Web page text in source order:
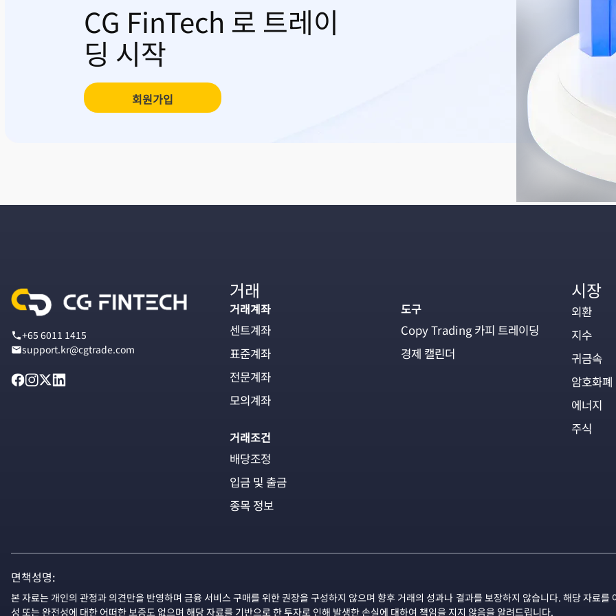
CG FinTech 로 트레이
딩 시작
회원가입
+65 6011 1415
support.kr@cgtrade.com
거래
거래계좌
센트계좌
표준계좌
전문계좌
모의계좌
거래조건
배당조정
입금 및 출금
종목 정보
도구
Copy Trading 카피 트레이딩
경제 캘린더
시장
외환
지수
귀금속
암호화폐
에너지
주식
면책성명:
본 자료는 개인의 관정과 의견만을 반영하며 금융 서비스 구매를 위한 권장을 구성하지 않으며 향후 거래의 성과나 결과를 보장하지 않습니다. 해당 자료
성 또는 완전성에 대한 어떠한 보증도 없으며 해당 자료를 기반으로 한 투자로 인해 발생한 손실에 대하여 책임을 지지 않음을 알려드립니다.